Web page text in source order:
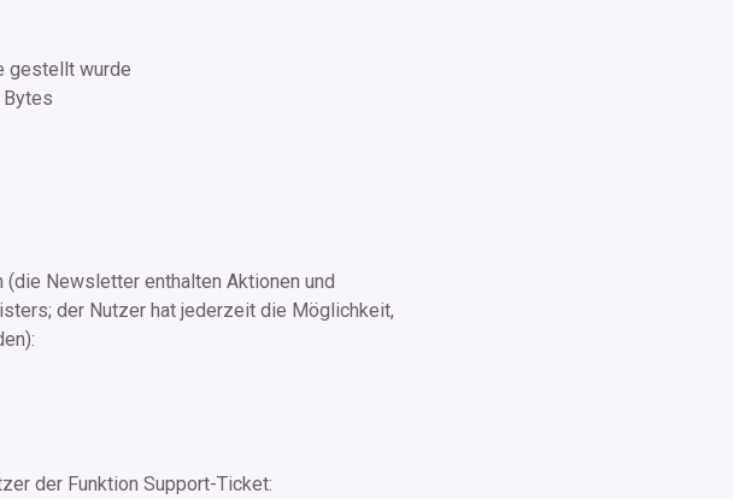
gestellt wurde
Bytes
Newsletter enthalten Aktionen und
der Nutzer hat jederzeit die Möglichkeit,
der Funktion Support-Ticket: